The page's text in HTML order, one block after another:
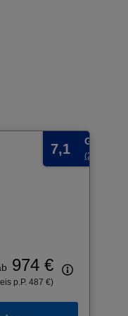
7,1 Gut
(2
974 €
p.P. 487 €)